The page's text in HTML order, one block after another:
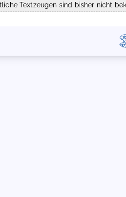
Textzeugen sind bisher nicht